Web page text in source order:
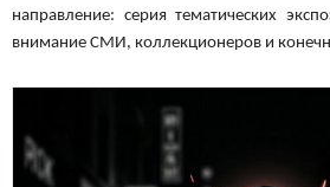
направление: серия тематических
внимание СМИ, коллекционеров и